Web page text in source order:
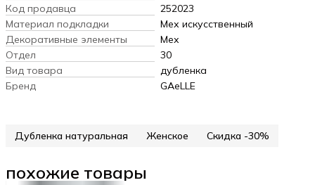
Код продавца
252023
Материал подкладки
Мех искусственный
Декоративные элементы
Мех
Отдел
30
Вид товара
дубленка
Бренд
GAeLLE
Дубленка натуральная Женское Скидка -30%
похожие товары